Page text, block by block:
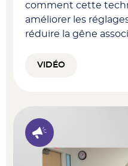
comment cette
améliorer les
réduire la gêne
VIDÉO